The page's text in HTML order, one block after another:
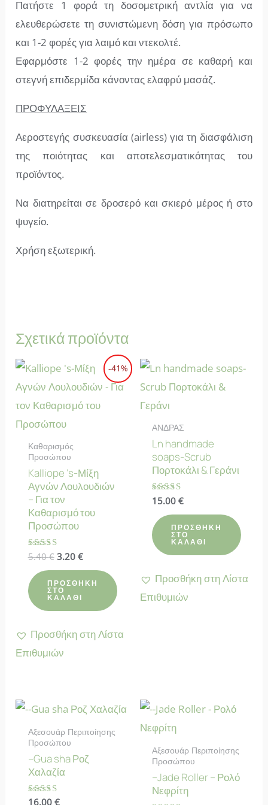
Πατήστε 1 φορά τη δοσομετρική αντλία για να
ελευθερώσετε τη συνιστώμενη δόση για πρόσωπο
και 1-2 φορές για λαιμό και ντεκολτέ.
Εφαρμόστε 1-2 φορές την ημέρα σε καθαρή και
στεγνή επιδερμίδα κάνοντας ελαφρύ μασάζ.
ΠΡΟΦΥΛΑΞΕΙΣ
Αεροστεγής συσκευασία (airless) για τη διασφάλιση
της ποιότητας και αποτελεσματικότητας του
προϊόντος.
Να διατηρείται σε δροσερό και σκιερό μέρος ή στο
ψυγείο.
Χρήση εξωτερική.
Σχετικά προϊόντα
-41%
Καθαρισμός
Προσώπου
Kalliope ‘s-Μίξη
Αγνών Λουλουδιών
– Για τον
Καθαρισμό του
Προσώπου
Βαθμολογήθηκε
5.00
από 5
5.40€ Original
was:
5.40 €.
3.20 €Η
τιμή
είναι:
ΠΡΟΣΘΉΚΗ
ΣΤΟ
ΚΑΛΆΘΙ
Προσθήκη στη Λίστα
Επιθυμιών
ΑΝΔΡΑΣ
Ln handmade
soaps-Scrub
Πορτοκάλι & Γεράνι
Βαθμολογήθηκε
4.67
από 5
15.00€
ΠΡΟΣΘΉΚΗ
ΣΤΟ
ΚΑΛΆΘΙ
Προσθήκη στη Λίστα
Επιθυμιών
Αξεσουάρ Περιποίησης
Προσώπου
–Gua sha Ροζ
Χαλαζία
Βαθμολογήθηκε
16.00 €
Αξεσουάρ Περιποίησης
Προσώπου
–Jade Roller – Ρολό
Νεφρίτη